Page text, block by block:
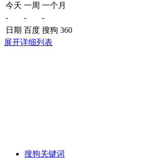
今天 一周 一个月
-
-
-
日期 百度 搜狗 360
展开详细列表
搜狗关键词